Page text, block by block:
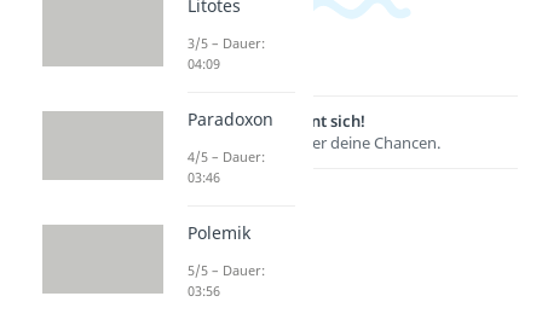
Lernen lohnt sich!
Entdecke hier deine Chancen.
Litotes
3/5 – Dauer:
04:09
Paradoxon
4/5 – Dauer:
03:46
Polemik
5/5 – Dauer:
03:56